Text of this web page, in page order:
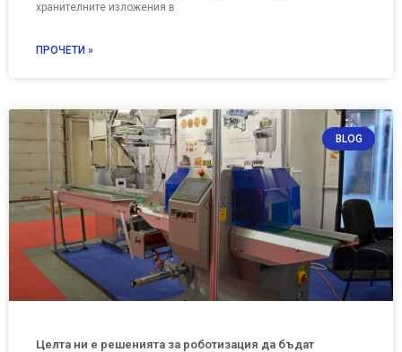
хранителните изложения в
ПРОЧЕТИ »
BLOG
Целта ни е решенията за роботизация да бъдат